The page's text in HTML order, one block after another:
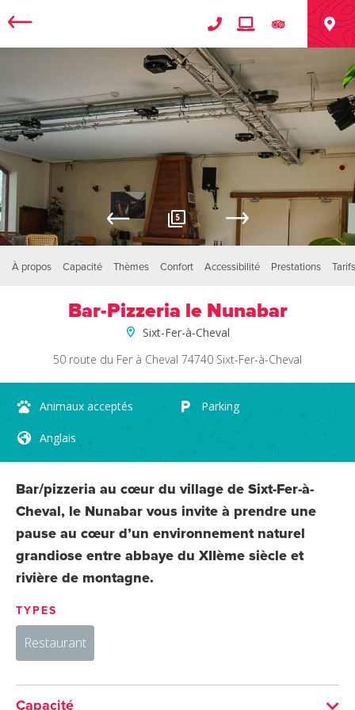
5
À propos Capacité Thèmes Confort Accessibilité Prestations Tarifs
Bar-Pizzeria le Nunabar
Sixt-Fer-à-Cheval
50 route du Fer à Cheval 74740 Sixt-Fer-à-Cheval
Animaux acceptés Parking
Anglais
Bar/pizzeria au cœur du village de Sixt-Fer-à-
Cheval, le Nunabar vous invite à prendre une
pause au cœur d’un environnement naturel
grandiose entre abbaye du XIIème siècle et
rivière de montagne.
TYPES
Restaurant
Capacité